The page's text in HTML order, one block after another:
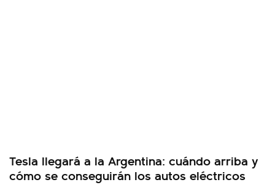
Tesla llegará a la Argentina: cuándo arriba y
cómo se conseguirán los autos eléctricos